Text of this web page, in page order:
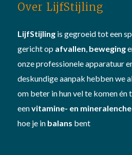
Over LijfStijling
LijfStijlingis gegroeid tot een
gericht op afvallen, beweging
onze professionele apparatuur
deskundige aanpak hebben we
om beter in hun vel te komen én
eenvitamine- en
hoe je in balans bent